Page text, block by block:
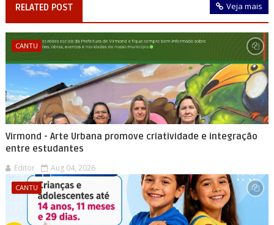
RELATED POST Veja mais
CANTU
Virmond - Arte Urbana promove criatividade e integração
entre estudantes
Editor Aug 04, 2026
CANTU